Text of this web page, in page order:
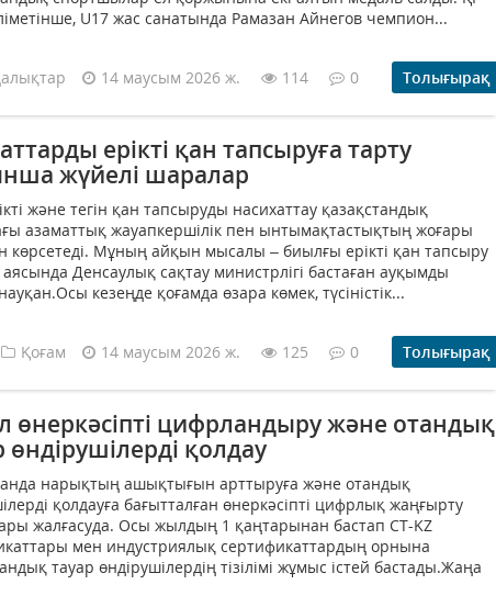
U17 жас санатында Рамазан Айнегов чемпион...
14 маусым 2026 ж. 114 0 Толығырақ
ерікті қан тапсыруға тарту
жүйелі шаралар
және тегін қан тапсыруды насихаттау қазақстандық
азаматтық жауапкершілік пен ынтымақтастықтың жоғары
көрсетеді. Мұның айқын мысалы – биылғы ерікті қан тапсыру
Денсаулық сақтау министрлігі бастаған ауқымды
кезеңде қоғамда өзара көмек, түсіністік...
Қоғам 14 маусым 2026 ж. 125 0 Толығырақ
өнеркәсіпті цифрландыру және отандық
өндірушілерді қолдау
нарықтың ашықтығын арттыруға және отандық
қолдауға бағытталған өнеркәсіпті цифрлық жаңғырту
жалғасуда. Осы жылдың 1 қаңтарынан бастап СТ-KZ
мен индустриялық сертификаттардың орнына
тауар өндірушілердің тізілімі жұмыс істей бастады.Жаңа